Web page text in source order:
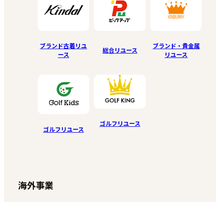
ブランド古着リユ
ース
総合リユース
ブランド・貴金属
リユース
ゴルフリユース
ゴルフリユース
海外事業